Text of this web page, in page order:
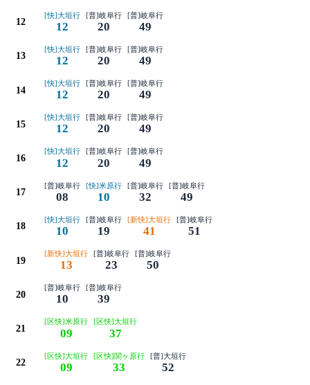
12
[快]大垣行
12
[普]岐阜行
20
[普]岐阜行
49
13
[快]大垣行
12
[普]岐阜行
20
[普]岐阜行
49
14
[快]大垣行
12
[普]岐阜行
20
[普]岐阜行
49
15
[快]大垣行
12
[普]岐阜行
20
[普]岐阜行
49
16
[快]大垣行
12
[普]岐阜行
20
[普]岐阜行
49
17
[普]岐阜行
08
[快]米原行
10
[普]岐阜行
32
[普]岐阜行
49
18
[快]大垣行
10
[普]岐阜行
19
[新快]大垣行
41
[普]岐阜行
51
19
[新快]大垣行
13
[普]岐阜行
23
[普]岐阜行
50
20
[普]岐阜行
10
[普]岐阜行
39
21
[区快]米原行
09
[区快]大垣行
37
22
[区快]大垣行
09
[区快]関ヶ原行
33
[普]大垣行
52